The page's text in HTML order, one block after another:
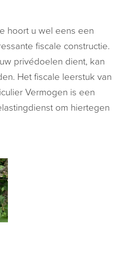
hoort u wel eens een
fiscale constructie.
privédoelen dient, kan
Het fiscale leerstuk van
Vermogen is een
om hiertegen